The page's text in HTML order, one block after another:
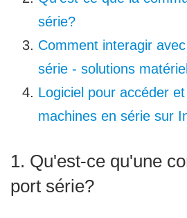
série?
Comment interagir
série - solutions
Logiciel pour accéder
machines en série sur
1. Qu'est-ce qu'une
port série?